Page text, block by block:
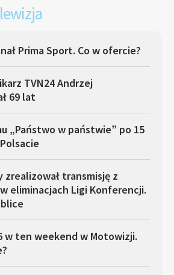
Prima Sport. Co w ofercie?
TVN24 Andrzej
69 lat
„Państwo w państwie” po 15
zrealizował transmisję z
eliminacjach Ligi Konferencji.
w ten weekend w Motowizji.